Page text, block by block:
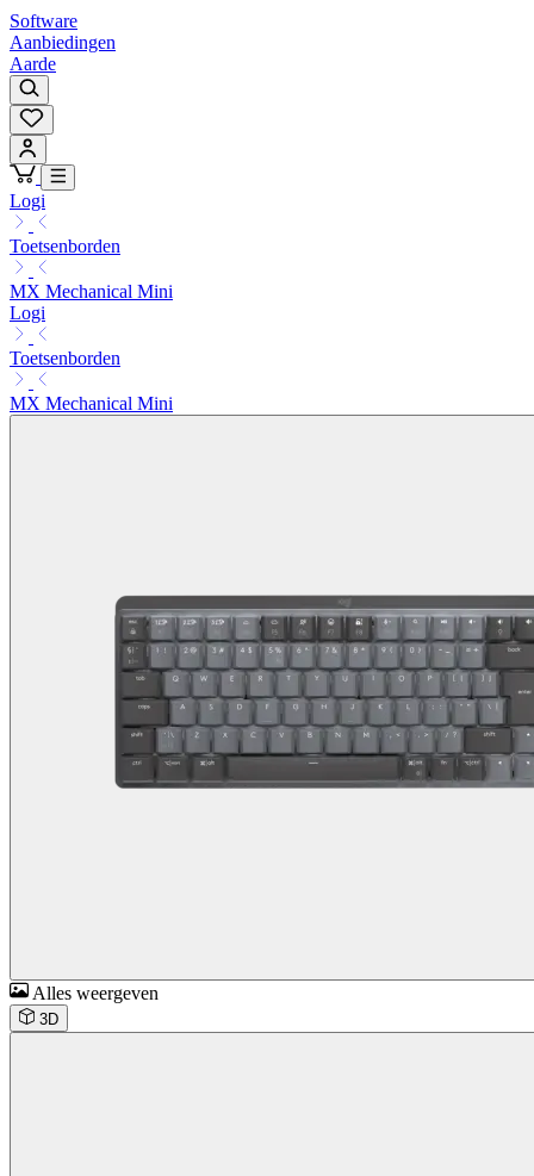
Software
Aanbiedingen
Aarde
Logi
Toetsenborden
MX Mechanical Mini
Logi
Toetsenborden
MX Mechanical Mini
Alles weergeven
3D